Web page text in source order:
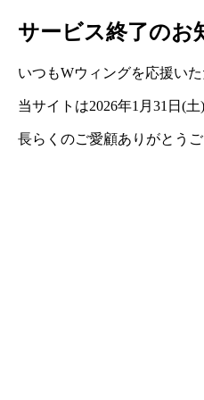
サービス終了のお
いつもWウィングを応援い
当サイトは2026年1月31日(
長らくのご愛顧ありがとうご